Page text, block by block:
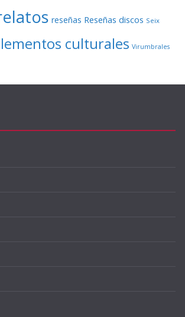
reseñas Reseñas discos Seix
culturales Virumbrales